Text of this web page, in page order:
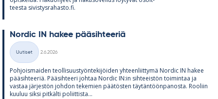
teesta si­vis­tys­ra­hasto.fi.
Nor­dic IN ha­kee pää­sih­tee­riä
Kategoriat
Uutiset
2.6.2026
Poh­jois­mai­den teol­li­suus­työn­te­ki­jöi­den yh­teen­liit­tymä Nor­dic IN ha­kee
pää­sih­tee­riä. Pää­sih­teeri joh­taa Nor­dic IN:in sih­tee­is­tön toi­min­taa ja
vas­taa jär­jes­tön joh­don te­ke­mien pää­tös­ten täy­tän­töön­pa­nosta. Roo­liin
kuu­luu siksi pit­kälti po­liit­tista...